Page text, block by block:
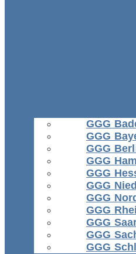
GGG
GGG
GGG
GGG
GGG
GGG
GGG
GGG
GGG
GGG
GGG